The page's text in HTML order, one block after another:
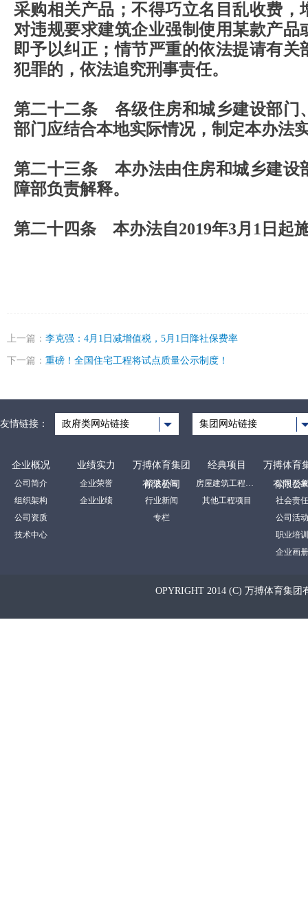
采购相关产品；不得巧立名目乱收费，
对违规要求建筑企业强制使用某款产品
即予以纠正；情节严重的依法提请有关
犯罪的，依法追究刑事责任。
第二十二条 各级住房和城乡建设部门
部门应结合本地实际情况，制定本办
第二十三条 本办法由住房和城乡建设
障部负责解释。
第二十四条 本办法自2019年3月1日起
上一篇： 李克强：4月1日减增值税，5月1日降社保费率
下一篇： 重磅！全国住宅工程将试点质量公示制度！
友情链接： 政府类网站链接 集团网站链接
企业概况
公司简介
组织架构
公司资质
技术中心
业绩实力
企业荣誉
企业业绩
万搏体育集团
有限公司
裕达新闻
行业新闻
专栏
经典项目
房屋建筑工程项目
其他工程项目
万搏体育
有限公
公司形象
社会责任
公司活动
职业培训
企业画册
OPYRIGHT 2014 (C) 万搏体育集团